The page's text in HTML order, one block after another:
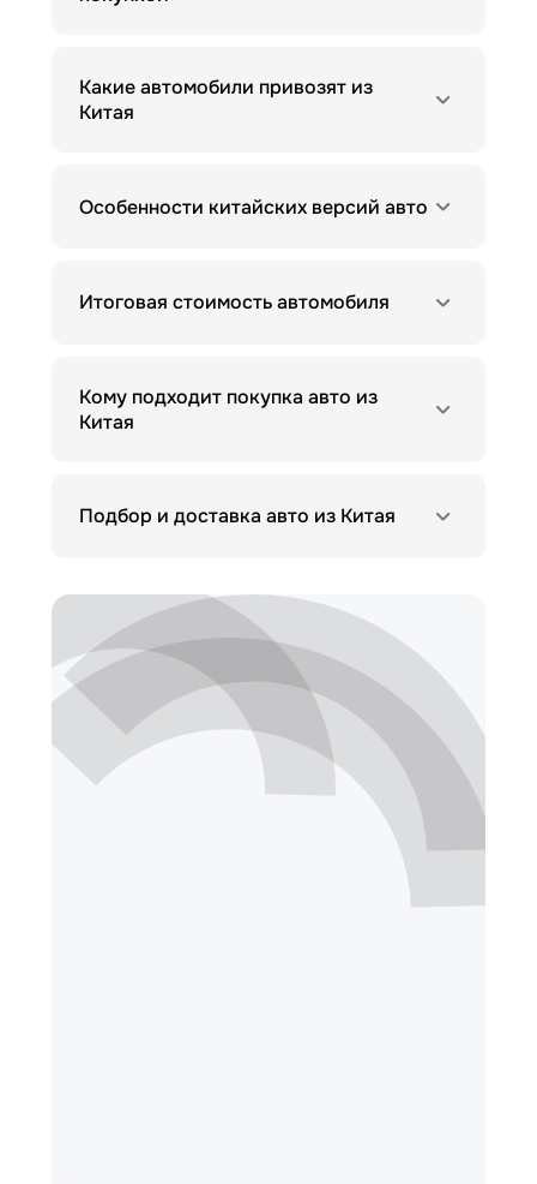
Какие автомобили привозят из
Китая
Особенности китайских версий авто
Итоговая стоимость автомобиля
Кому подходит покупка авто из
Китая
Подбор и доставка авто из Китая